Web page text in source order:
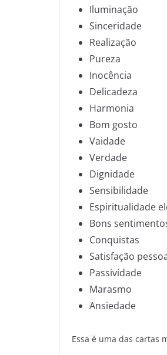
Iluminação
Sinceridade
Realização
Pureza
Inocência
Delicadeza
Harmonia
Bom gosto
Vaidade
Verdade
Dignidade
Sensibilidade
Espiritualidade
Bons
Conquistas
Satisfação
Passividade
Marasmo
Ansiedade
Essa é uma das cartas